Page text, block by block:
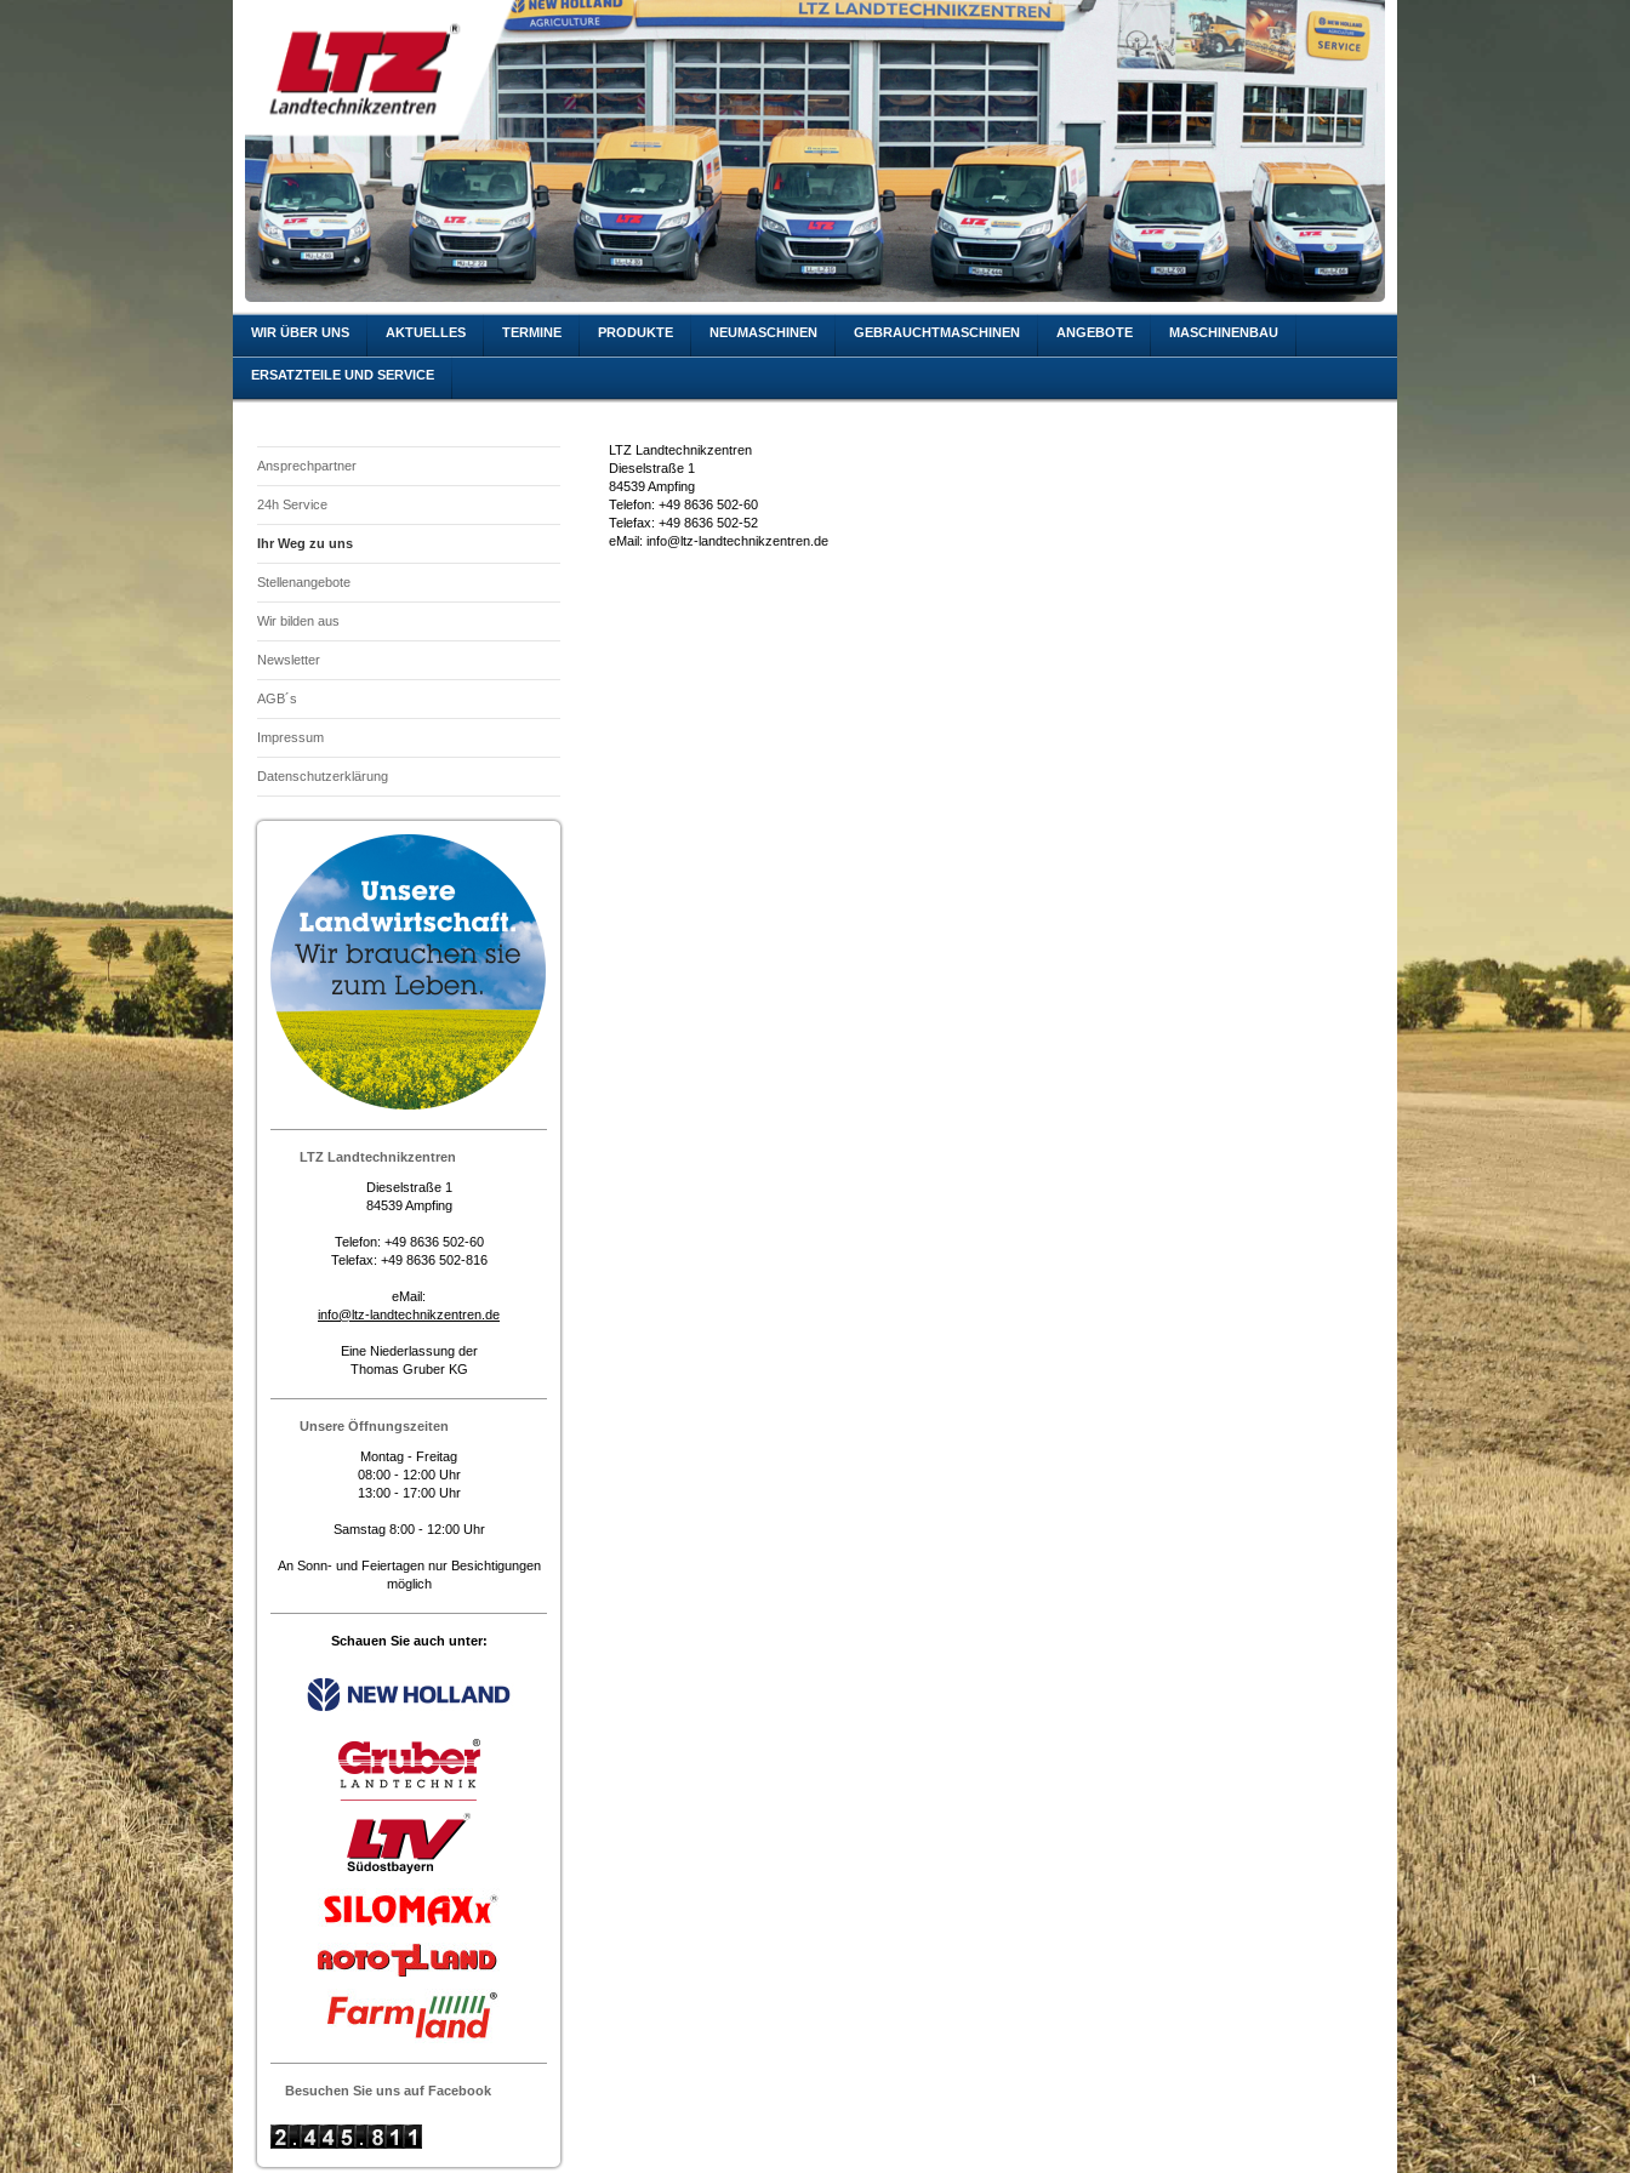
WIR ÜBER UNS AKTUELLES TERMINE PRODUKTE NEUMASCHINEN GEBRAUCHTMASCHINEN ANGEBOTE MASCHINENBAU
ERSATZTEILE UND SERVICE
Ansprechpartner
24h Service
Ihr Weg zu uns
Stellenangebote
Wir bilden aus
Newsletter
AGB´s
Impressum
Datenschutzerklärung
LTZ Landtechnikzentren
Dieselstraße 1
84539 Ampfing
Telefon: +49 8636 502-60
Telefax: +49 8636 502-816
eMail:
info@ltz-landtechnikzentren.de
Eine Niederlassung der
Thomas Gruber KG
Unsere Öffnungszeiten
Montag - Freitag
08:00 - 12:00 Uhr
13:00 - 17:00 Uhr
Samstag 8:00 - 12:00 Uhr
An Sonn- und Feiertagen nur Besichtigungen
möglich
Schauen Sie auch unter:
Besuchen Sie uns auf Facebook
LTZ Landtechnikzentren
Dieselstraße 1
84539 Ampfing
Telefon: +49 8636 502-60
Telefax: +49 8636 502-52
eMail: info@ltz-landtechnikzentren.de